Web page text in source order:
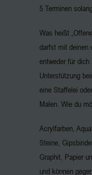
5 Terminen
Was heißt
darfst mit deinen
entweder für
Unterstützung
eine Staffelei
Malen. Wie du
Acrylfarben,
Steine,
Graphit, Papier
und können